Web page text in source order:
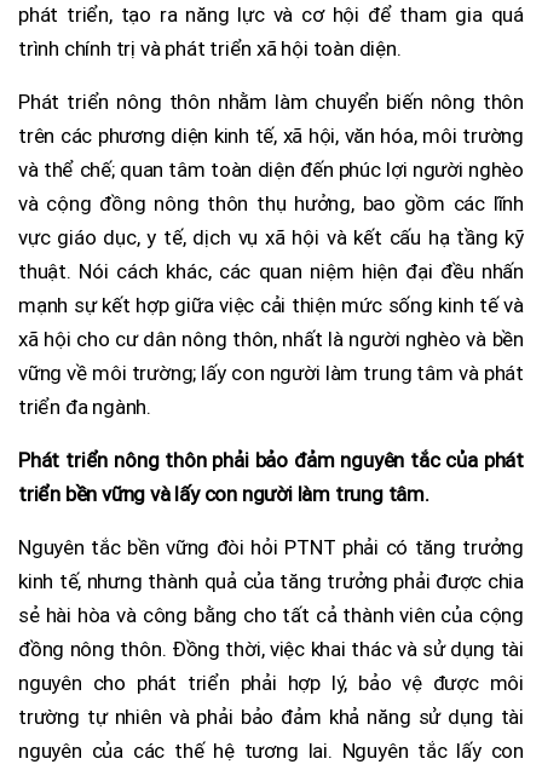
phát triển, tạo ra năng lực và cơ hội để tham gia quá
trình chính trị và phát triển xã hội toàn diện.
Phát triển nông thôn nhằm làm chuyển biến nông thôn
trên các phương diện kinh tế, xã hội, văn hóa, môi trường
và thể chế; quan tâm toàn diện đến phúc lợi người nghèo
và cộng đồng nông thôn thụ hưởng, bao gồm các lĩnh
vực giáo dục, y tế, dịch vụ xã hội và kết cấu hạ tầng kỹ
thuật. Nói cách khác, các quan niệm hiện đại đều nhấn
mạnh sự kết hợp giữa việc cải thiện mức sống kinh tế và
xã hội cho cư dân nông thôn, nhất là người nghèo và bền
vững về môi trường; lấy con người làm trung tâm và phát
triển đa ngành.
Phát triển nông thôn phải bảo đảm nguyên tắc của phát
triển bền vững và lấy con người làm trung tâm.
Nguyên tắc bền vững đòi hỏi PTNT phải có tăng trưởng
kinh tế, nhưng thành quả của tăng trưởng phải được chia
sẻ hài hòa và công bằng cho tất cả thành viên của cộng
đồng nông thôn. Đồng thời, việc khai thác và sử dụng tài
nguyên cho phát triển phải hợp lý, bảo vệ được môi
trường tự nhiên và phải bảo đảm khả năng sử dụng tài
nguyên của các thế hệ tương lai. Nguyên tắc lấy con